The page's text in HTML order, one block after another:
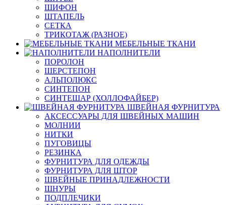
ШИФОН
ШТАПЕЛЬ
СЕТКА
ТРИКОТАЖ (РАЗНОЕ)
МЕБЕЛЬНЫЕ ТКАНИ
НАПОЛНИТЕЛИ
ПОРОЛОН
ШЕРСТЕПОН
АЛЬПОЛЮКС
СИНТЕПОН
СИНТЕШАР (ХОЛЛОФАЙБЕР)
ШВЕЙНАЯ ФУРНИТУРА
АКСЕССУАРЫ ДЛЯ ШВЕЙНЫХ МАШИН
МОЛНИИ
НИТКИ
ПУГОВИЦЫ
РЕЗИНКА
ФУРНИТУРА ДЛЯ ОДЕЖДЫ
ФУРНИТУРА ДЛЯ ШТОР
ШВЕЙНЫЕ ПРИНАДЛЕЖНОСТИ
ШНУРЫ
ПОДПЛЕЧИКИ